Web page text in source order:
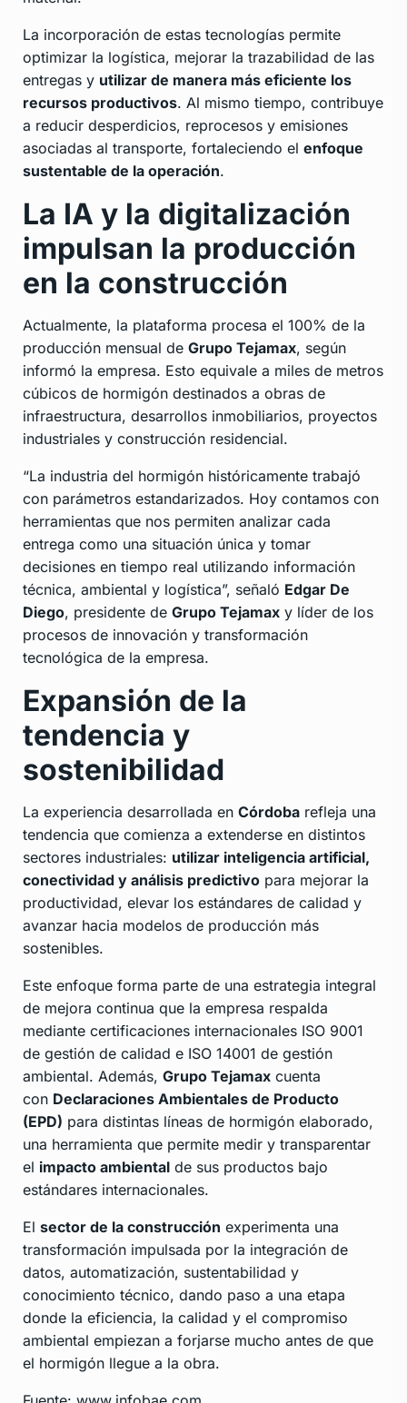
La incorporación de estas tecnologías permite
optimizar la logística, mejorar la trazabilidad de las
entregas y utilizar de manera más eficiente los
recursos productivos. Al mismo tiempo, contribuye
a reducir desperdicios, reprocesos y emisiones
asociadas al transporte, fortaleciendo el enfoque
sustentable de la operación.
La IA y la digitalización
impulsan la producción
en la construcción
Actualmente, la plataforma procesa el 100% de la
producción mensual de Grupo Tejamax, según
informó la empresa. Esto equivale a miles de metros
cúbicos de hormigón destinados a obras de
infraestructura, desarrollos inmobiliarios, proyectos
industriales y construcción residencial.
“La industria del hormigón históricamente trabajó
con parámetros estandarizados. Hoy contamos con
herramientas que nos permiten analizar cada
entrega como una situación única y tomar
decisiones en tiempo real utilizando información
técnica, ambiental y logística”, señaló Edgar De
Diego, presidente de Grupo Tejamax y líder de los
procesos de innovación y transformación
tecnológica de la empresa.
Expansión de la
tendencia y
sostenibilidad
La experiencia desarrollada en Córdoba refleja una
tendencia que comienza a extenderse en distintos
sectores industriales: utilizar inteligencia artificial,
conectividad y análisis predictivo para mejorar la
productividad, elevar los estándares de calidad y
avanzar hacia modelos de producción más
sostenibles.
Este enfoque forma parte de una estrategia integral
de mejora continua que la empresa respalda
mediante certificaciones internacionales ISO 9001
de gestión de calidad e ISO 14001 de gestión
ambiental. Además, Grupo Tejamax cuenta
con Declaraciones Ambientales de Producto
(EPD) para distintas líneas de hormigón elaborado,
una herramienta que permite medir y transparentar
el impacto ambiental de sus productos bajo
estándares internacionales.
El sector de la construcción experimenta una
transformación impulsada por la integración de
datos, automatización, sustentabilidad y
conocimiento técnico, dando paso a una etapa
donde la eficiencia, la calidad y el compromiso
ambiental empiezan a forjarse mucho antes de que
el hormigón llegue a la obra.